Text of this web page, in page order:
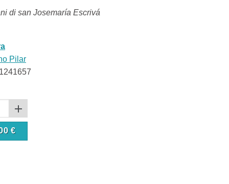
di san Josemaría Escrivá
Pilar
€